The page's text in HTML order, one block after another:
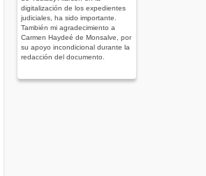
digitalización de los expedientes
judiciales, ha sido importante.
También mi agradecimiento a
Carmen Haydeé de Monsalve, por
su apoyo incondicional durante la
redacción del documento.